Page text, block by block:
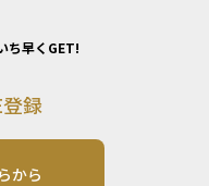
ち早くGET!
録
から